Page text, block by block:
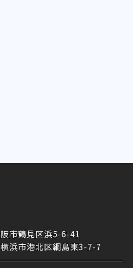
市鶴見区浜5-6-41
浜市港北区綱島東3-7-7